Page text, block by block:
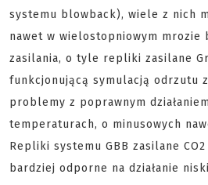
systemu blowback), wiele z nich
nawet w wielostopniowym mrozie
zasilania, o tyle repliki zasilane
funkcjonującą symulacją odrzutu
problemy z poprawnym
temperaturach, o minusowych
Repliki systemu GBB zasilane
bardziej odporne na działanie